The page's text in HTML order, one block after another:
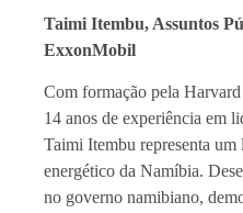
Taimi Itembu, Assuntos
ExxonMobil
Com formação pela
14 anos de experiência em
Taimi Itembu representa
energético da Namíbia.
no governo namibiano,